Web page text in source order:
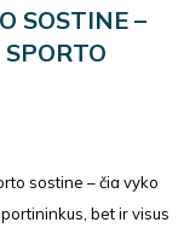
SOSTINE –
sostine – čia vyko
bet ir visus